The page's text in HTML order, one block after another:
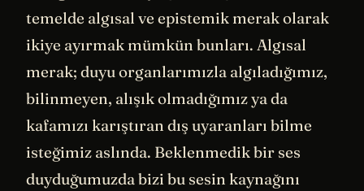
temelde algısal ve epistemik merak olarak
ikiye ayırmak mümkün bunları. Algısal
merak; duyu organlarımızla algıladığımız,
bilinmeyen, alışık olmadığımız ya da
kafamızı karıştıran dış uyaranları bilme
isteğimiz aslında. Beklenmedik bir ses
duyduğumuzda bizi bu sesin kaynağını